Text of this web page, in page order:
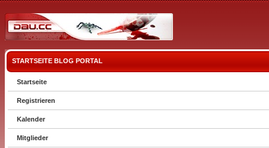
STARTSEITE BLOG PORTAL
Startseite
Registrieren
Kalender
Mitglieder